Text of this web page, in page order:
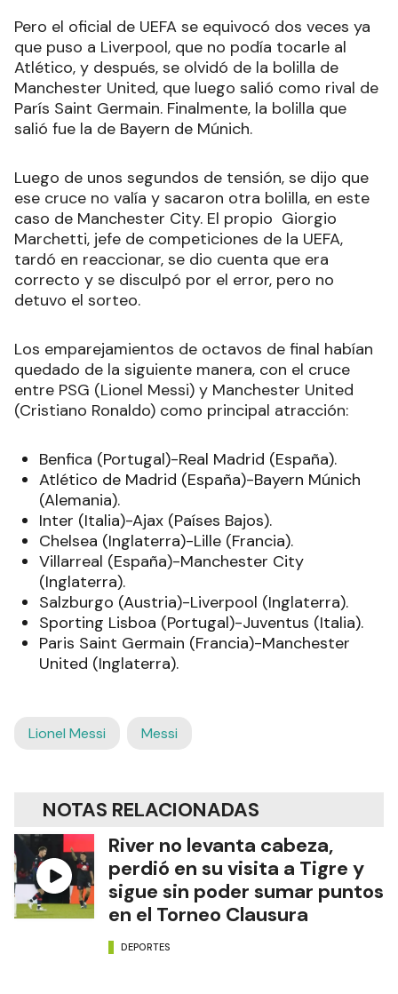
Pero el oficial de UEFA se equivocó dos veces ya
que puso a Liverpool, que no podía tocarle al
Atlético, y después, se olvidó de la bolilla de
Manchester United, que luego salió como rival de
París Saint Germain. Finalmente, la bolilla que
salió fue la de Bayern de Múnich.
Luego de unos segundos de tensión, se dijo que
ese cruce no valía y sacaron otra bolilla, en este
caso de Manchester City. El propio Giorgio
Marchetti, jefe de competiciones de la UEFA,
tardó en reaccionar, se dio cuenta que era
correcto y se disculpó por el error, pero no
detuvo el sorteo.
Los emparejamientos de octavos de final habían
quedado de la siguiente manera, con el cruce
entre PSG (Lionel Messi) y Manchester United
(Cristiano Ronaldo) como principal atracción:
Benfica (Portugal)-Real Madrid (España).
Atlético de Madrid (España)-Bayern Múnich
(Alemania).
Inter (Italia)-Ajax (Países Bajos).
Chelsea (Inglaterra)-Lille (Francia).
Villarreal (España)-Manchester City
(Inglaterra).
Salzburgo (Austria)-Liverpool (Inglaterra).
Sporting Lisboa (Portugal)-Juventus (Italia).
Paris Saint Germain (Francia)-Manchester
United (Inglaterra).
Lionel Messi Messi
NOTAS RELACIONADAS
River no levanta cabeza,
perdió en su visita a Tigre y
sigue sin poder sumar puntos
en el Torneo Clausura
DEPORTES